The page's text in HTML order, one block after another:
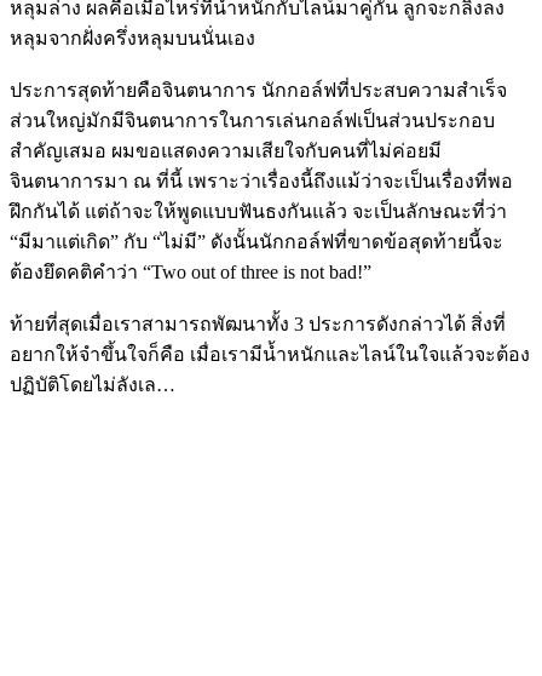
หลุมล่าง ผลคือเมื่อไหร่ที่น้ำหนักกับไลน์มาคู่กัน ลูกจะกลิ้งลง
หลุมจากฝั่งครึ่งหลุมบนนั่นเอง
ประการสุดท้ายคือจินตนาการ นักกอล์ฟที่ประสบความสำเร็จ
ส่วนใหญ่มักมีจินตนาการในการเล่นกอล์ฟเป็นส่วนประกอบ
สำคัญเสมอ ผมขอแสดงความเสียใจกับคนที่ไม่ค่อยมี
จินตนาการมา ณ ที่นี้ เพราะว่าเรื่องนี้ถึงแม้ว่าจะเป็นเรื่องที่พอ
ฝึกกันได้ แต่ถ้าจะให้พูดแบบฟันธงกันแล้ว จะเป็นลักษณะที่ว่า
“มีมาแต่เกิด” กับ “ไม่มี” ดังนั้นนักกอล์ฟที่ขาดข้อสุดท้ายนี้จะ
ต้องยึดคติคำว่า “Two out of three is not bad!”
ท้ายที่สุดเมื่อเราสามารถพัฒนาทั้ง 3 ประการดังกล่าวได้ สิ่งที่
อยากให้จำขึ้นใจก็คือ เมื่อเรามีน้ำหนักและไลน์ในใจแล้วจะต้อง
ปฏิบัติโดยไม่ลังเล…